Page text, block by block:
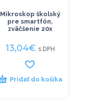
Mikroskop školský
pre smartfón,
zväčšenie 20x
13,04€ s DPH
Pridať do košíka